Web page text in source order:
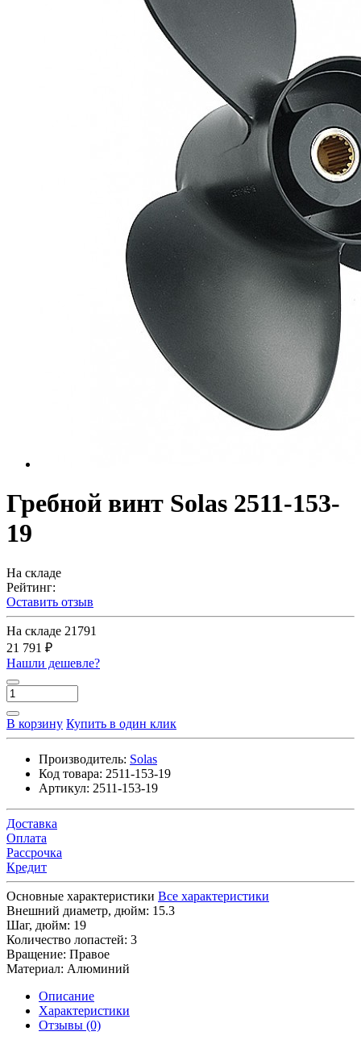
Гребной винт Solas 2511-153-
19
На складе
Рейтинг:
Оставить отзыв
На складе 21791
21 791 ₽
Нашли дешевле?
В корзину Купить в один клик
Производитель: Solas
Код товара: 2511-153-19
Артикул: 2511-153-19
Доставка
Оплата
Рассрочка
Кредит
Основные характеристики Все характеристики
Внешний диаметр, дюйм: 15.3
Шаг, дюйм: 19
Количество лопастей: 3
Вращение: Правое
Материал: Алюминий
Описание
Характеристики
Отзывы (0)